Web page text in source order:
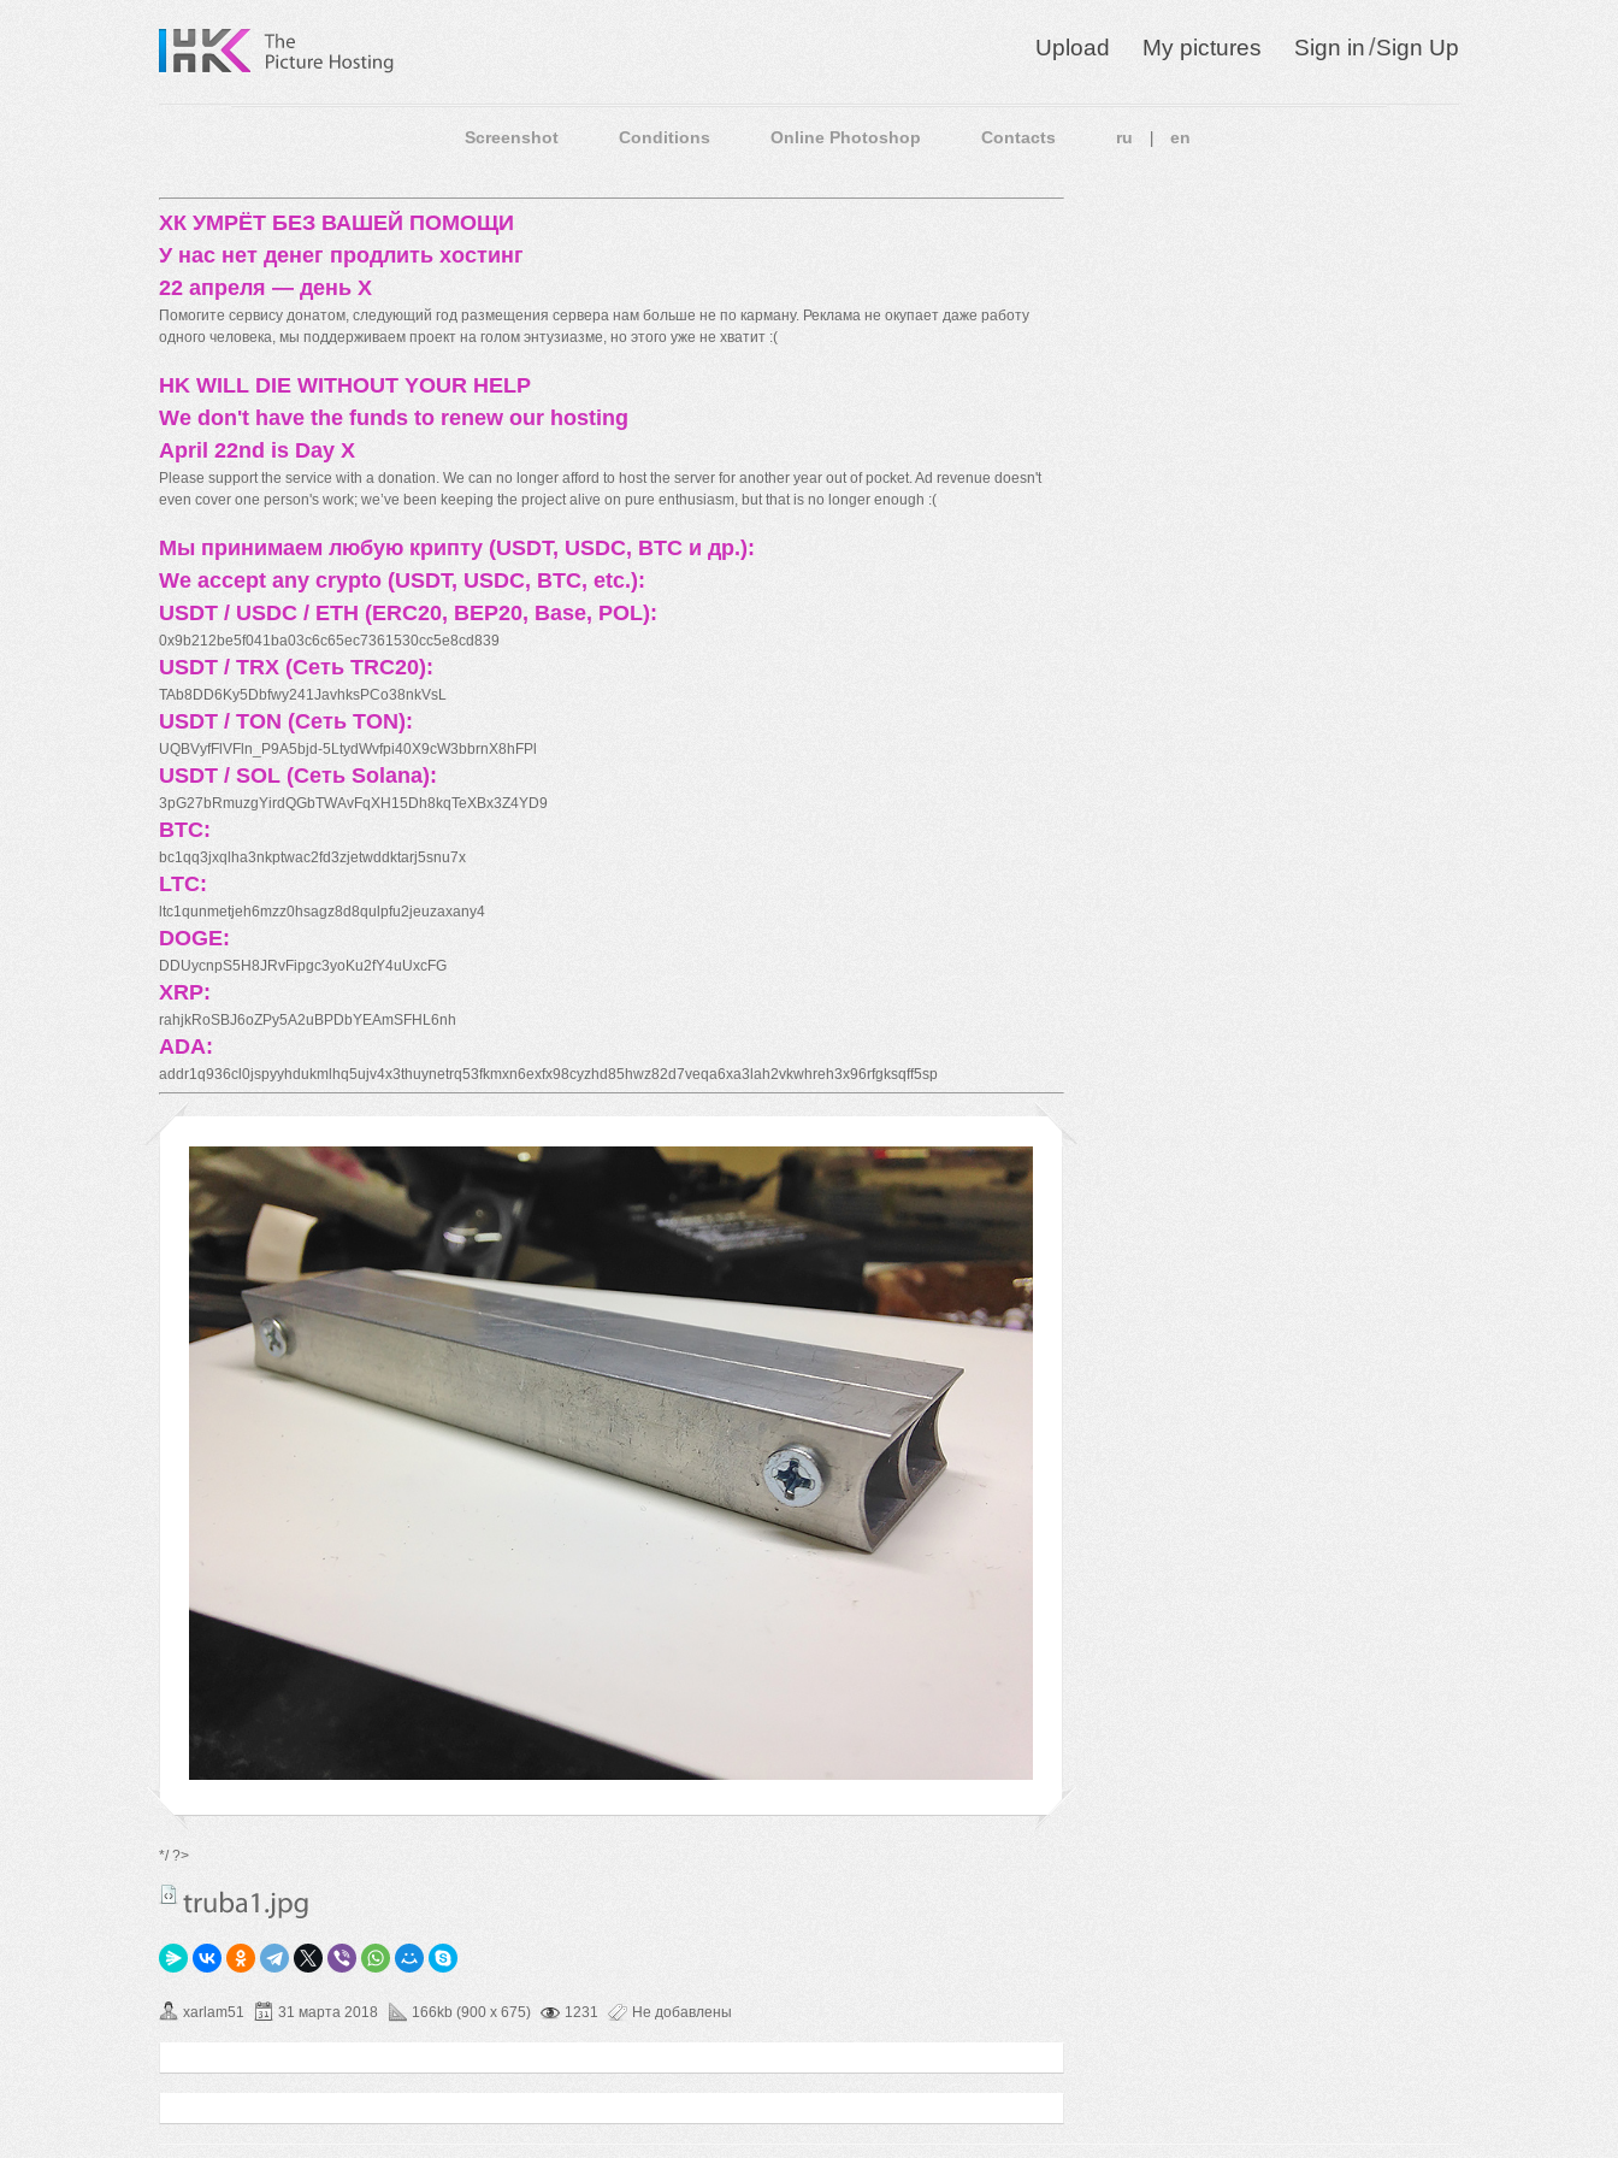
Upload My pictures Sign in/Sign Up
Screenshot Conditions Online Photoshop Contacts ru en
ХК УМРЁТ БЕЗ ВАШЕЙ ПОМОЩИ
У нас нет денег продлить хостинг
22 апреля — день X
Помогите сервису донатом, следующий год размещения сервера нам больше не по карману. Реклама не окупает даже работу
одного человека, мы поддерживаем проект на голом энтузиазме, но этого уже не хватит :(
HK WILL DIE WITHOUT YOUR HELP
We don't have the funds to renew our hosting
April 22nd is Day X
Please support the service with a donation. We can no longer afford to host the server for another year out of pocket. Ad revenue doesn't
even cover one person's work; we’ve been keeping the project alive on pure enthusiasm, but that is no longer enough :(
Мы принимаем любую крипту (USDT, USDC, BTC и др.):
We accept any crypto (USDT, USDC, BTC, etc.):
USDT / USDC / ETH (ERC20, BEP20, Base, POL):
0x9b212be5f041ba03c6c65ec7361530cc5e8cd839
USDT / TRX (Сеть TRC20):
TAb8DD6Ky5Dbfwy241JavhksPCo38nkVsL
USDT / TON (Сеть TON):
UQBVyfFlVFln_P9A5bjd-5LtydWvfpi40X9cW3bbrnX8hFPl
USDT / SOL (Сеть Solana):
3pG27bRmuzgYirdQGbTWAvFqXH15Dh8kqTeXBx3Z4YD9
BTC:
bc1qq3jxqlha3nkptwac2fd3zjetwddktarj5snu7x
LTC:
ltc1qunmetjeh6mzz0hsagz8d8qulpfu2jeuzaxany4
DOGE:
DDUycnpS5H8JRvFipgc3yoKu2fY4uUxcFG
XRP:
rahjkRoSBJ6oZPy5A2uBPDbYEAmSFHL6nh
ADA:
addr1q936cl0jspyyhdukmlhq5ujv4x3thuynetrq53fkmxn6exfx98cyzhd85hwz82d7veqa6xa3lah2vkwhreh3x96rfgksqff5sp
*/ ?>
xarlam51 31 марта 2018 166kb (900 x 675) 1231 Не добавлены